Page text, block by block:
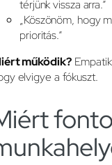
térjünk vissza arra.”
„Köszönöm, hogy
prioritás.”
működik?
elvigye a fókuszt.